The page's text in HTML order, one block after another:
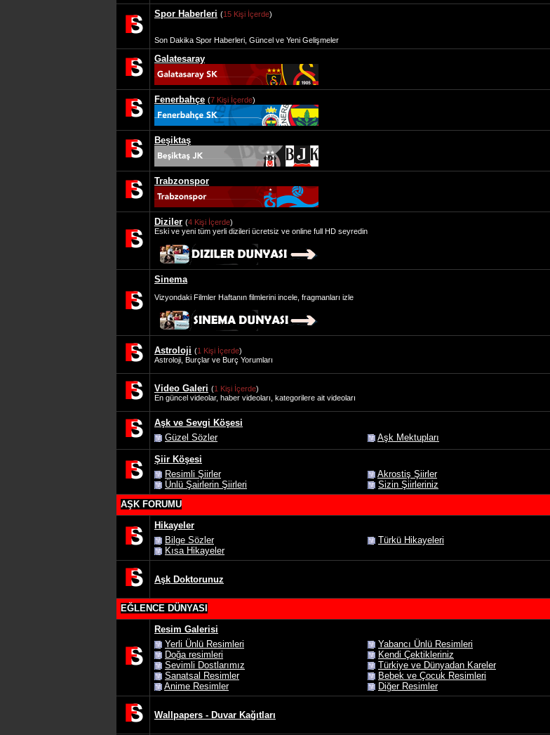
Spor Haberleri (15 Kişi İçerde)
Son Dakika Spor Haberleri, Güncel ve Yeni Gelişmeler
Galatesaray
Fenerbahçe (7 Kişi İçerde)
Beşiktaş
Trabzonspor
Diziler (4 Kişi İçerde)
Eski ve yeni tüm yerli dizileri ücretsiz ve online full HD seyredin
Sinema
Vizyondaki Filmler Haftanın filmlerini incele, fragmanları izle
Astroloji (1 Kişi İçerde)
Astroloji, Burçlar ve Burç Yorumları
Video Galeri (1 Kişi İçerde)
En güncel videolar, haber videoları, kategorilere ait videoları
Aşk ve Sevgi Köşesi
Güzel Sözler
Aşk Mektupları
Şiir Köşesi
Resimli Şiirler
Akrostiş Şiirler
Ünlü Şairlerin Şiirleri
Sizin Şiirleriniz
AŞK FORUMU
Hikayeler
Bilge Sözler
Türkü Hikayeleri
Kısa Hikayeler
Aşk Doktorunuz
EĞLENCE DÜNYASI
Resim Galerisi
Yerli Ünlü Resimleri
Yabancı Ünlü Resimleri
Doğa resimleri
Kendi Çektikleriniz
Sevimli Dostlarımız
Türkiye ve Dünyadan Kareler
Sanatsal Resimler
Bebek ve Çocuk Resimleri
Anime Resimler
Diğer Resimler
Wallpapers - Duvar Kağıtları